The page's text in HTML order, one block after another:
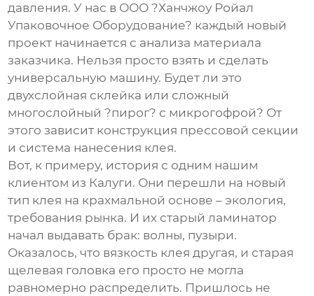
давления. У нас в ООО ?Ханчжоу Ройал
Упаковочное Оборудование? каждый новый
проект начинается с анализа материала
заказчика. Нельзя просто взять и сделать
универсальную машину. Будет ли это
двухслойная склейка или сложный
многослойный ?пирог? с микрогофрой? От
этого зависит конструкция прессовой секции
и система нанесения клея.
Вот, к примеру, история с одним нашим
клиентом из Калуги. Они перешли на новый
тип клея на крахмальной основе – экология,
требования рынка. И их старый ламинатор
начал выдавать брак: волны, пузыри.
Оказалось, что вязкость клея другая, и старая
щелевая головка его просто не могла
равномерно распределить. Пришлось не